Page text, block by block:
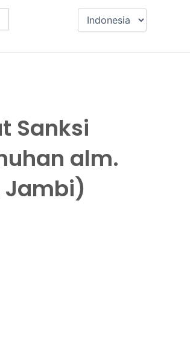
Sanksi
alm.
Jambi)